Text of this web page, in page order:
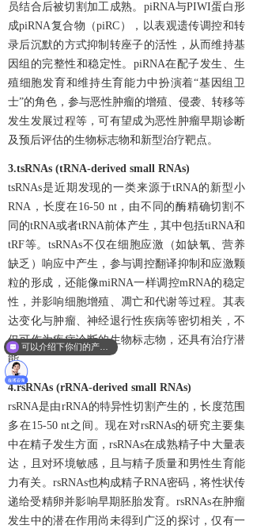
员结合后被切割加工成熟。piRNA与PIWI蛋白形
成piRNA复合物（piRC），以表观遗传调控和转
录后沉默的方式抑制转座子的活性，从而维持基
因组的完整性和稳定性。piRNA在配子发生、生
殖细胞发育和维持生育能力中扮演着“基因组卫
士”的角色，参与恶性肿瘤的增殖、侵袭、转移等
发生发展过程等，可有望成为恶性肿瘤早期诊断
及预后评估的生物标志物和新型治疗靶点。
3.tsRNAs (tRNA-derived small RNAs)
tsRNAs是近期发现的一类来源于tRNA的新型小
RNA，长度在16-50 nt，由不同的酶精确切割不
同的tRNA或者tRNA前体产生，其中包括tiRNA和
tRF等。tsRNAs不仅在细胞应激（如缺氧、营养
缺乏）响应中产生，参与调控翻译抑制和应激颗
粒的形成，还能像miRNA一样调控mRNA的稳定
性，并影响细胞增殖、凋亡和代谢等过程。其表
达变化与肿瘤、神经退行性疾病等密切相关，不
仅可作为疾病诊断的生物标志物，还具有治疗潜
能。
4.rsRNAs (rRNA-derived small RNAs)
rsRNA是由rRNA的特异性切割产生的，长度范围
多在15-50 nt之间。现在对rsRNAs的研究主要集
中在精子发生方面，rsRNAs在成熟精子中大量表
达，且对环境敏感，且与精子质量和男性生育能
力有关。rsRNAs也构成精子RNA密码，将性状传
递给受精卵并影响早期胚胎发育。rsRNAs在肿瘤
发生中的潜在作用尚未得到广泛的探讨，仅有一
可以介绍下你们的产品么？